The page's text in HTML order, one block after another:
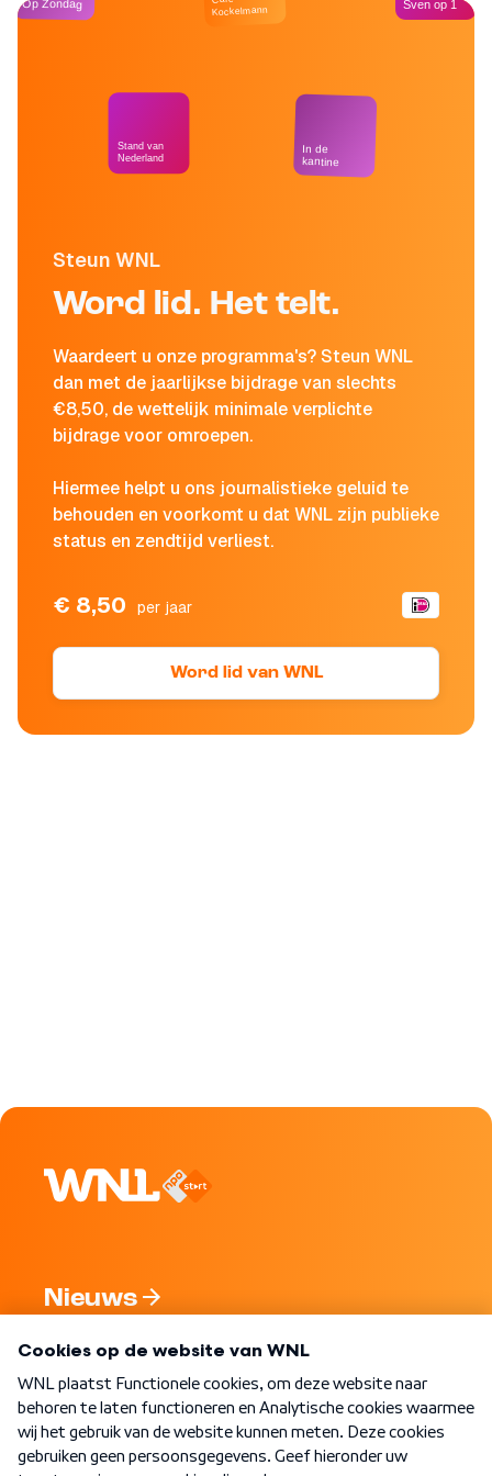
Steun WNL
Word lid. Het telt.
Waardeert u onze programma's? Steun WNL
dan met de jaarlijkse bijdrage van slechts
€8,50, de wettelijk minimale verplichte
bijdrage voor omroepen.
Hiermee helpt u ons journalistieke geluid te
behouden en voorkomt u dat WNL zijn publieke
status en zendtijd verliest.
€ 8,50 per jaar
Word lid van WNL
Op Zondag
Stand van
Nederland
Kockelmann
In de
kantine
Sven op 1
Nieuws
Nieuwsbrief
Word Lid